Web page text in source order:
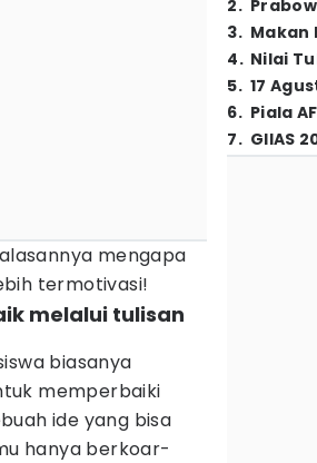
mengapa
termotivasi!
melalui tulisan
biasanya
memperbaiki
ide yang bisa
hanya berkoar-
2.
3. Makan
4. Nilai
5. 17
6. Piala
7. GIIAS